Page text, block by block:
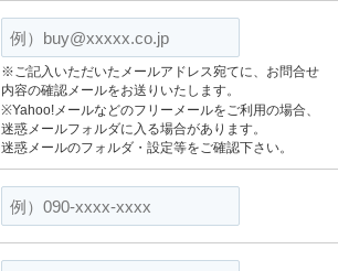
※ご記入いただいたメールアドレス宛てに、お問合せ
内容の確認メールをお送りいたします。
※Yahoo!メールなどのフリーメールをご利用の場合、
迷惑メールフォルダに入る場合があります。
迷惑メールのフォルダ・設定等をご確認下さい。